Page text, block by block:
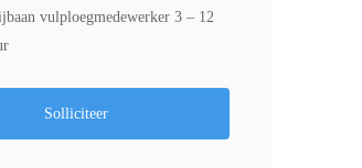
vulploegmedewerker 3 – 12
Solliciteer